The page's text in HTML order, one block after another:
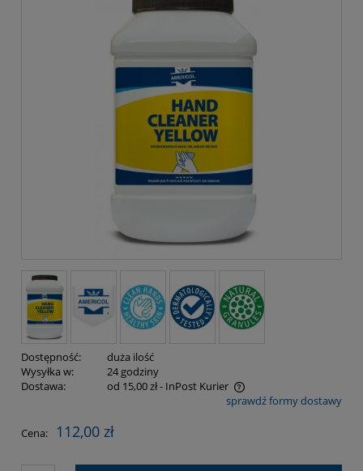
Dostępność:
duża ilość
Wysyłka w:
24 godziny
Dostawa:
od 15,00 zł- InPost Kurier
Cena nie zawiera ewentualnych kosztów płatnościsprawdź formy dostawy
Cena: 112,00 zł